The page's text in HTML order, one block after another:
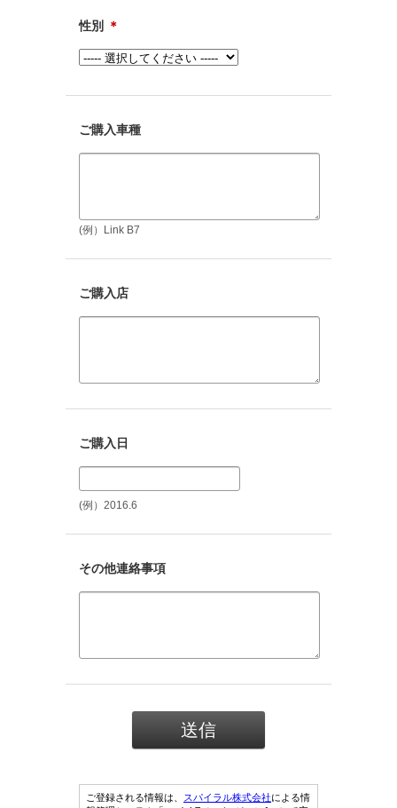
性別 ＊
ご購入車種
(例）Link B7
ご購入店
ご購入日
(例）2016.6
その他連絡事項
ご登録される情報は、 スパイラル株式会社による情